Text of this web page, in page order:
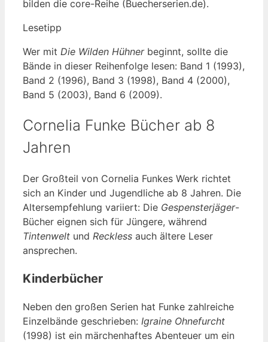
bilden die core-Reihe (Buecherserien.de).
Lesetipp
Wer mit Die Wilden Hühnerbeginnt, sollte die
Bände in dieser Reihenfolge lesen: Band 1 (1993),
Band 2 (1996), Band 3 (1998), Band 4 (2000),
Band 5 (2003), Band 6 (2009).
Cornelia Funke Bücher ab 8
Jahren
Der Großteil von Cornelia Funkes Werk richtet
sich an Kinder und Jugendliche ab 8 Jahren. Die
Altersempfehlung variiert: Die Gespensterjäger-
Bücher eignen sich für Jüngere, während
Tintenwelt und Reckless auch ältere Leser
ansprechen.
Kinderbücher
Neben den großen Serien hat Funke zahlreiche
Einzelbände geschrieben: Igraine Ohnefurcht
(1998) ist ein märchenhaftes Abenteuer um ein